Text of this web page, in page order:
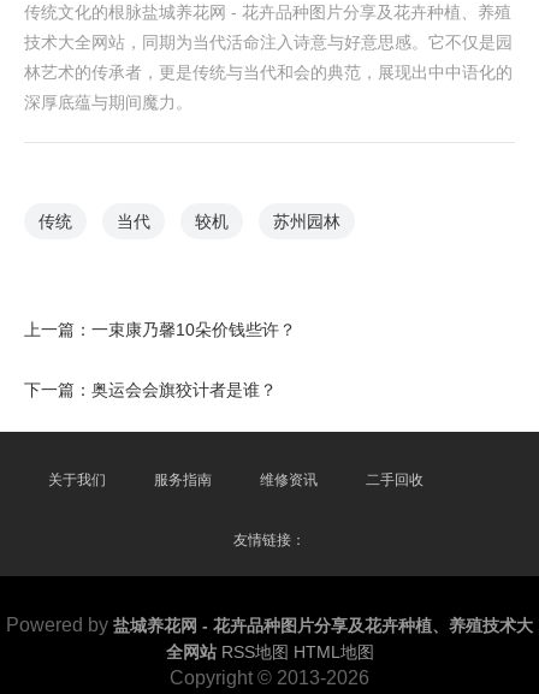
传统文化的根脉盐城养花网 - 花卉品种图片分享及花卉种植、养殖
技术大全网站，同期为当代活命注入诗意与好意思感。它不仅是园
林艺术的传承者，更是传统与当代和会的典范，展现出中中语化的
深厚底蕴与期间魔力。
传统 当代 较机 苏州园林
上一篇： 一束康乃馨10朵价钱些许？
下一篇： 奥运会会旗狡计者是谁？
关于我们 服务指南 维修资讯 二手回收
友情链接：
Powered by 盐城养花网 - 花卉品种图片分享及花卉种植、养殖技术大
全网站 RSS地图 HTML地图
Copyright © 2013-2026